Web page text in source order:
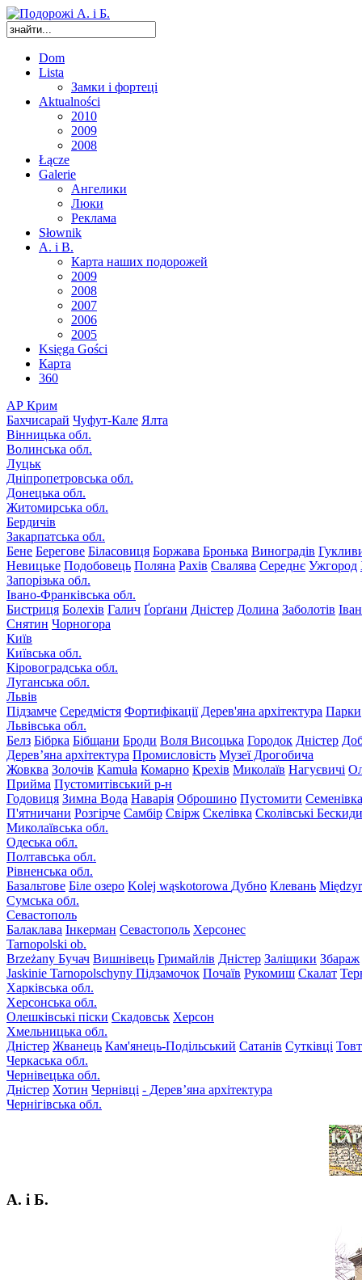
Dom
Lista
Замки і фортеці
Aktualności
2010
2009
2008
Łącze
Galerie
Ангелики
Люки
Реклама
Słownik
A. i B.
Карта наших подорожей
2009
2008
2007
2006
2005
Księga Gości
Карта
360
АР Крим
Бахчисарай Чуфут-Кале Ялта
Вінницька обл.
Волинська обл.
Луцьк
Дніпропетровська обл.
Донецька обл.
Житомирська обл.
Бердичів
Закарпатська обл.
Бене Берегове Біласовиця Боржава Бронька Виноградів
Невицьке Подобовець Поляна Рахів Свалява Середнє Ужгород
Запорізька обл.
Івано-Франківська обл.
Бистриця Болехів Галич Ґорґани Дністер Долина Заболотів
Снятин Чорногора
Київ
Київська обл.
Кіровоградська обл.
Луганська обл.
Львів
Підзамче Середмістя Фортифікації Дерев'яна архітектура Парки
Львівська обл.
Белз Бібрка Бібщани Броди Воля Висоцька Городок Дністер
Дерев’яна архітектура Промисловість Музеї Дрогобича
Жовква Золочів Kamuła Комарно Крехів Миколаїв Нагуєвичі
Прийма Пустомитівський р-н
Годовиця Зимна Вода Наварія Оброшино Пустомити Семенівка
П'ятничани Розгірче Самбір Свірж Скелівка Сколівські Бескиди
Миколаївська обл.
Одеська обл.
Полтавська обл.
Рівненська обл.
Базальтове Біле озеро Kolej wąskotorowa Дубно Клевань
Сумська обл.
Севастополь
Балаклава Інкерман Севастополь Херсонес
Tarnopolski ob.
Brzeżany Бучач Вишнівець Гримайлів Дністер Заліщики Збараж
Jaskinie Tarnopolschyny Підзамочок Почаїв Рукомиш Скалат
Харківська обл.
Херсонська обл.
Олешківські піски Скадовськ Херсон
Хмельницька обл.
Дністер Жванець Кам'янець-Подільський Сатанів Сутківці
Черкаська обл.
Чернівецька обл.
Дністер Хотин Чернівці - Дерев’яна архітектура
Чернігівська обл.
А. і Б.